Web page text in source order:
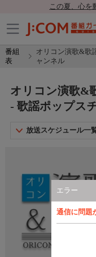
この夏、心を
番組
表
オリコン演歌&歌
ャンネル
エラー
通信に問題
オリコン演歌&
- 歌謡ポップス
放送スケジュール一